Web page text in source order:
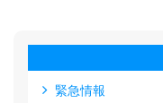
緊急情報